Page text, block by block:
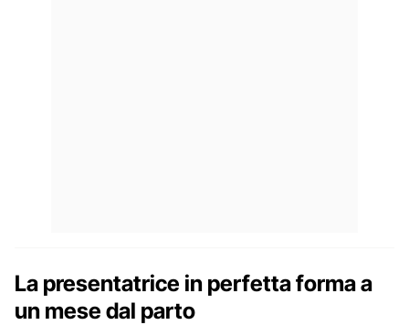
La presentatrice in perfetta forma a
un mese dal parto